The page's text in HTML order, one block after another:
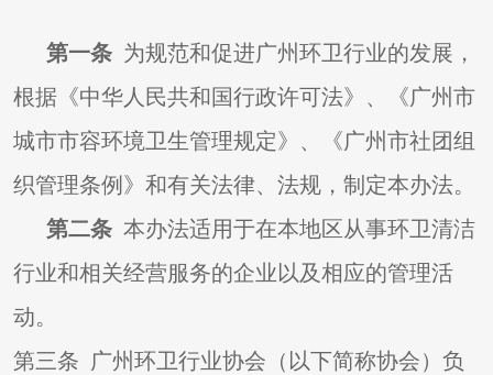
第一条 为规范和促进广州环卫行业的发展，
根据《中华人民共和国行政许可法》、《广州市
城市市容环境卫生管理规定》、《广州市社团组
织管理条例》和有关法律、法规，制定本办法。
第二条 本办法适用于在本地区从事环卫清洁
行业和相关经营服务的企业以及相应的管理活
动。
第三条 广州环卫行业协会（以下简称协会）负